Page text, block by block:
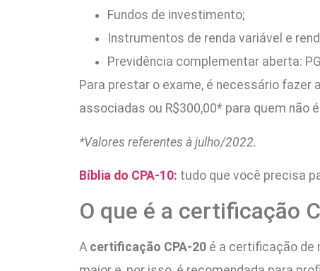
Fundos de investimento;
Instrumentos de renda variável e
Previdência complementar aberta:
Para prestar o exame, é necessário fazer a
associadas ou R$300,00* para quem não
*Valores referentes à julho/2022.
Bíblia do CPA-10: tudo que você precisa
O que é a certificação
A certificação CPA-20 é a certificação de